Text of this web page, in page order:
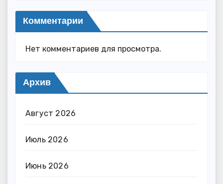
Комментарии
Нет комментариев для просмотра.
Архив
Август 2026
Июль 2026
Июнь 2026